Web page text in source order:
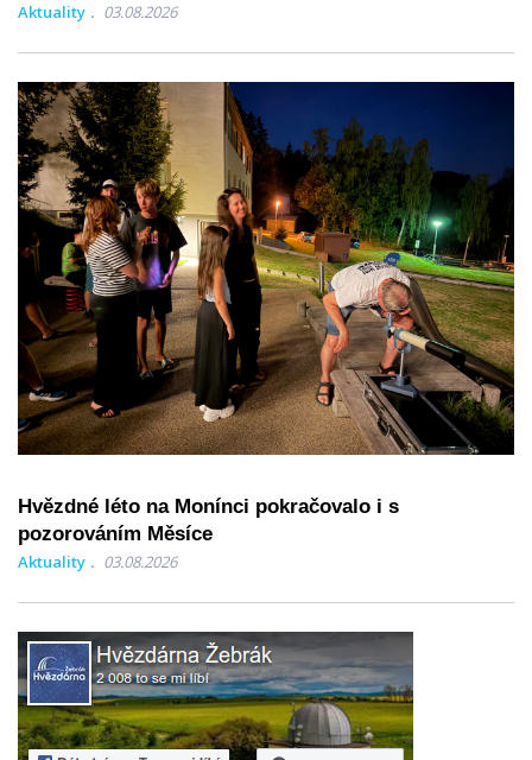
Aktuality 03.08.2026
Hvězdné léto na Monínci pokračovalo i s
pozorováním Měsíce
Aktuality 03.08.2026